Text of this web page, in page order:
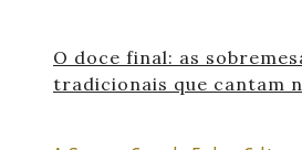
O doce final: as
tradicionais que cantam